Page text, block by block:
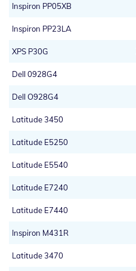
Inspiron PP05XB
Inspiron PP23LA
XPS P30G
Dell 0928G4
Dell O928G4
Latitude 3450
Latitude E5250
Latitude E5540
Latitude E7240
Latitude E7440
Inspiron M431R
Latitude 3470